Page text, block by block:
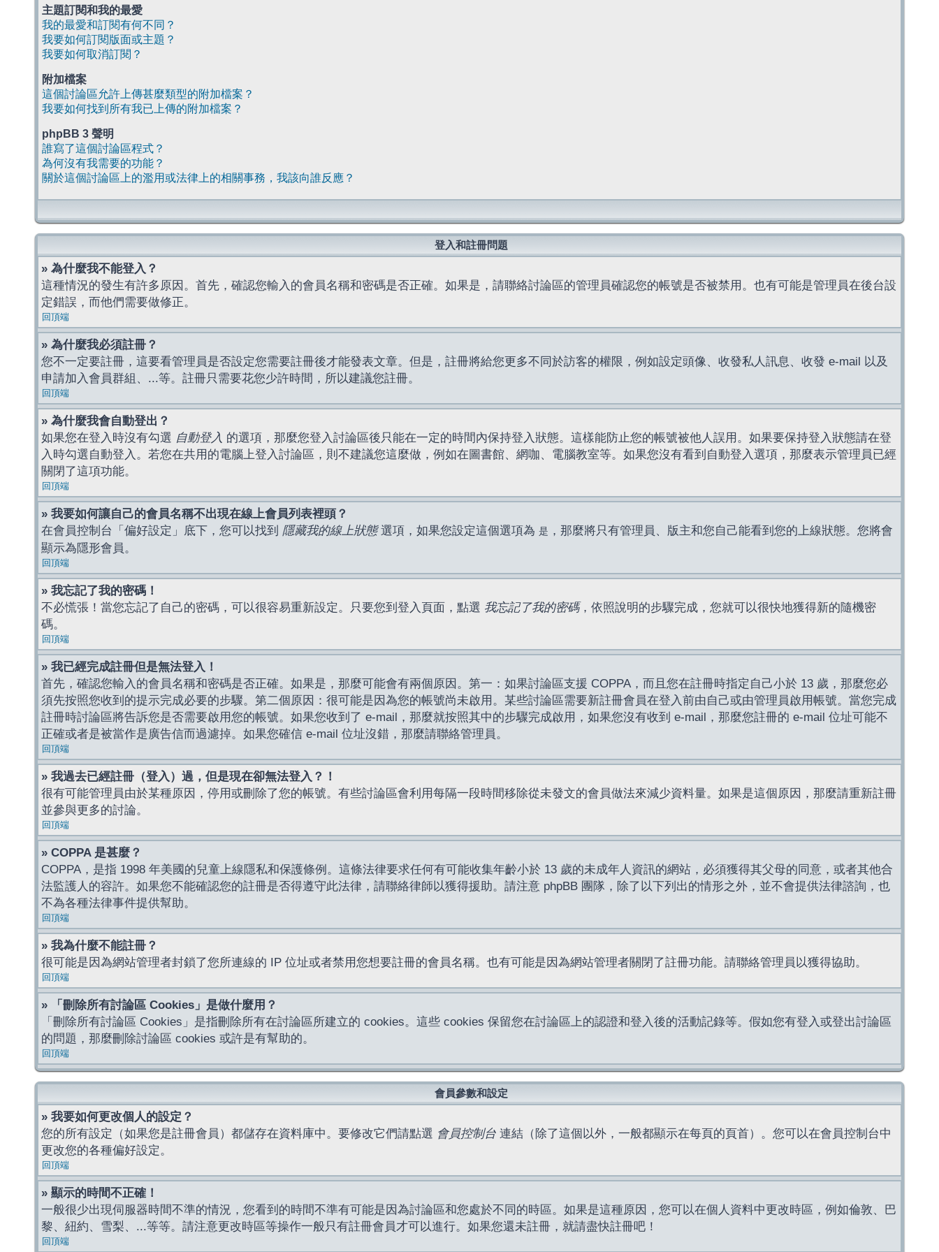
主題訂閱和我的最愛
我的最愛和訂閱有何不同？
我要如何訂閱版面或主題？
我要如何取消訂閱？
附加檔案
這個討論區允許上傳甚麼類型的附加檔案？
我要如何找到所有我已上傳的附加檔案？
phpBB 3 聲明
誰寫了這個討論區程式？
為何沒有我需要的功能？
關於這個討論區上的濫用或法律上的相關事務，我該向誰反應？
登入和註冊問題
» 為什麼我不能登入？
這種情況的發生有許多原因。首先，確認您輸入的會員名稱和密碼是否正確。如果是，請聯絡討論區的管理員確認您的帳號是否被禁用。也有可能是管理員在後台設
定錯誤，而他們需要做修正。
回頂端
» 為什麼我必須註冊？
您不一定要註冊，這要看管理員是否設定您需要註冊後才能發表文章。但是，註冊將給您更多不同於訪客的權限，例如設定頭像、收發私人訊息、收發 e-mail 以及
申請加入會員群組、...等。註冊只需要花您少許時間，所以建議您註冊。
回頂端
» 為什麼我會自動登出？
如果您在登入時沒有勾選 自動登入 的選項，那麼您登入討論區後只能在一定的時間內保持登入狀態。這樣能防止您的帳號被他人誤用。如果要保持登入狀態請在登
入時勾選自動登入。若您在共用的電腦上登入討論區，則不建議您這麼做，例如在圖書館、網咖、電腦教室等。如果您沒有看到自動登入選項，那麼表示管理員已經
關閉了這項功能。
回頂端
» 我要如何讓自己的會員名稱不出現在線上會員列表裡頭？
在會員控制台「偏好設定」底下，您可以找到 隱藏我的線上狀態選項，如果您設定這個選項為 是 ，那麼將只有管理員、版主和您自己能看到您的上線狀態。您將會
顯示為隱形會員。
回頂端
» 我忘記了我的密碼！
不必慌張！當您忘記了自己的密碼，可以很容易重新設定。只要您到登入頁面，點選 我忘記了我的密碼，依照說明的步驟完成，您就可以很快地獲得新的隨機密
碼。
回頂端
» 我已經完成註冊但是無法登入！
首先，確認您輸入的會員名稱和密碼是否正確。如果是，那麼可能會有兩個原因。第一：如果討論區支援 COPPA，而且您在註冊時指定自己小於 13 歲，那麼您必
須先按照您收到的提示完成必要的步驟。第二個原因：很可能是因為您的帳號尚未啟用。某些討論區需要新註冊會員在登入前由自己或由管理員啟用帳號。當您完成
註冊時討論區將告訴您是否需要啟用您的帳號。如果您收到了 e-mail，那麼就按照其中的步驟完成啟用，如果您沒有收到 e-mail，那麼您註冊的 e-mail 位址可能不
正確或者是被當作是廣告信而過濾掉。如果您確信 e-mail 位址沒錯，那麼請聯絡管理員。
回頂端
» 我過去已經註冊（登入）過，但是現在卻無法登入？！
很有可能管理員由於某種原因，停用或刪除了您的帳號。有些討論區會利用每隔一段時間移除從未發文的會員做法來減少資料量。如果是這個原因，那麼請重新註冊
並參與更多的討論。
回頂端
» COPPA 是甚麼？
COPPA，是指 1998 年美國的兒童上線隱私和保護條例。這條法律要求任何有可能收集年齡小於 13 歲的未成年人資訊的網站，必須獲得其父母的同意，或者其他合
法監護人的容許。如果您不能確認您的註冊是否得遵守此法律，請聯絡律師以獲得援助。請注意 phpBB 團隊，除了以下列出的情形之外，並不會提供法律諮詢，也
不為各種法律事件提供幫助。
回頂端
» 我為什麼不能註冊？
很可能是因為網站管理者封鎖了您所連線的 IP 位址或者禁用您想要註冊的會員名稱。也有可能是因為網站管理者關閉了註冊功能。請聯絡管理員以獲得協助。
回頂端
» 「刪除所有討論區 Cookies」是做什麼用？
「刪除所有討論區 Cookies」是指刪除所有在討論區所建立的 cookies。這些 cookies 保留您在討論區上的認證和登入後的活動記錄等。假如您有登入或登出討論區
的問題，那麼刪除討論區 cookies 或許是有幫助的。
回頂端
會員參數和設定
» 我要如何更改個人的設定？
您的所有設定（如果您是註冊會員）都儲存在資料庫中。要修改它們請點選 會員控制台 連結（除了這個以外，一般都顯示在每頁的頁首）。您可以在會員控制台中
更改您的各種偏好設定。
回頂端
» 顯示的時間不正確！
一般很少出現伺服器時間不準的情況，您看到的時間不準有可能是因為討論區和您處於不同的時區。如果是這種原因，您可以在個人資料中更改時區，例如倫敦、巴
黎、紐約、雪梨、...等等。請注意更改時區等操作一般只有註冊會員才可以進行。如果您還未註冊，就請盡快註冊吧！
回頂端